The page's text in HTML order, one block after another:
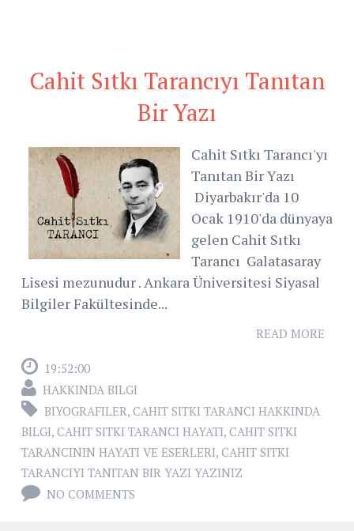
Cahit Sıtkı Tarancıyı Tanıtan
Bir Yazı
Cahit Sıtkı Tarancı'yı
Tanıtan Bir Yazı
Diyarbakır'da 10
Ocak 1910'da dünyaya
gelen Cahit Sıtkı
Tarancı Galatasaray
Lisesi mezunudur . Ankara Üniversitesi Siyasal
Bilgiler Fakültesinde...
READ MORE
19:52:00
HAKKINDA BILGI
BIYOGRAFILER, CAHIT SITKI TARANCI HAKKINDA
BILGI, CAHIT SITKI TARANCI HAYATI, CAHIT SITKI
TARANCININ HAYATI VE ESERLERI, CAHIT SITKI
TARANCIYI TANITAN BIR YAZI YAZINIZ
NO COMMENTS